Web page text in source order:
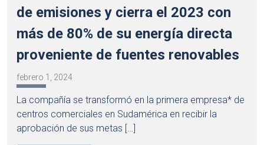
de emisiones y cierra el 2023 con
más de 80% de su energía directa
proveniente de fuentes renovables
febrero 1, 2024
La compañía se transformó en la primera empresa* de
centros comerciales en Sudamérica en recibir la
aprobación de sus metas […]